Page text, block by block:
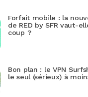
Forfait mobile : la
de RED by SFR vaut-
coup ?
Bon plan : le VPN
le seul (sérieux) à